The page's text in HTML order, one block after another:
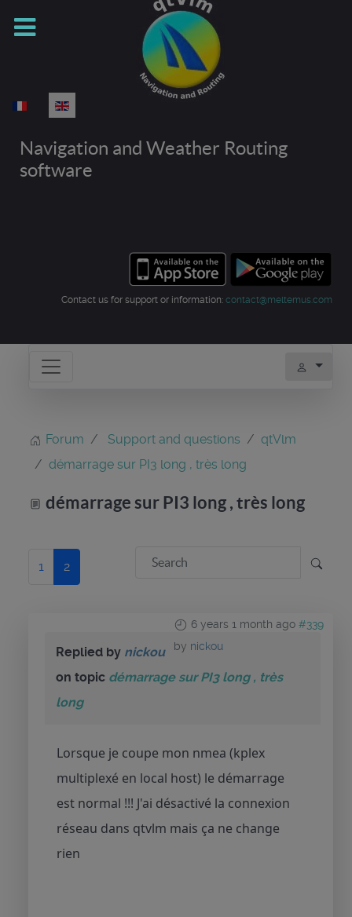
Select your language
Navigation and Weather Routing
software
Contact us for support or information: contact@meltemus.com
Forum Support and questions
qtVlm
démarrage sur PI3 long , très long
démarrage sur PI3 long , très long
1 2
6 years 1 month ago #339
by nickou
Replied by nickou
on topic démarrage sur PI3 long , très
long
Lorsque je coupe mon nmea (kplex
multiplexé en local host) le démarrage
est normal !!! J'ai désactivé la connexion
réseau dans qtvlm mais ça ne change
rien